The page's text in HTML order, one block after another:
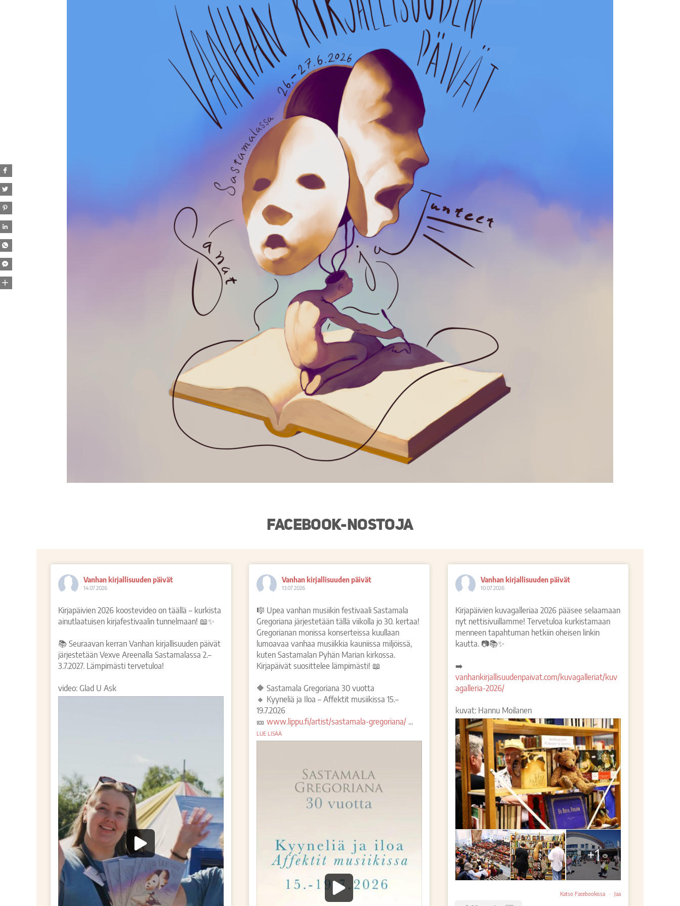
Facebook-nostoja
Vanhan kirjallisuuden päivät
14.07.2026
Kirjapäivien 2026 koostevideo on täällä – kurkista
ainutlaatuisen kirjafestivaalin tunnelmaan! 📖✨
📚 Seuraavan kerran Vanhan kirjallisuuden päivät
järjestetään Vexve Areenalla Sastamalassa 2.–
3.7.2027. Lämpimästi tervetuloa!
video: Glad U Ask
Vanhan kirjallisuuden päivät
13.07.2026
🎼 Upea vanhan musiikin festivaali Sastamala
Gregoriana järjestetään tällä viikolla jo 30. kertaa!
Gregorianan monissa konserteissa kuullaan
lumoavaa vanhaa musiikkia kauniissa miljöissä,
kuten Sastamalan Pyhän Marian kirkossa.
Kirjapäivät suosittelee lämpimästi! 📖
🔶 Sastamala Gregoriana 30 vuotta
🔸 Kyyneliä ja Iloa – Affektit musiikissa 15.–
19.7.2026
🎫 www.lippu.fi/artist/sastamala-gregoriana/ ...
LUE LISÄÄ
Vanhan kirjallisuuden päivät
10.07.2026
Kirjapäivien kuvagalleriaa 2026 pääsee selaamaan
nyt nettisivuillamme! Tervetuloa kurkistamaan
menneen tapahtuman hetkiin oheisen linkin
kautta. 📷📚✨
➡️
vanhankirjallisuudenpaivat.com/kuvagalleriat/kuv
agalleria-2026/
kuvat: Hannu Moilanen
+1
Katso Facebookissa · Jaa